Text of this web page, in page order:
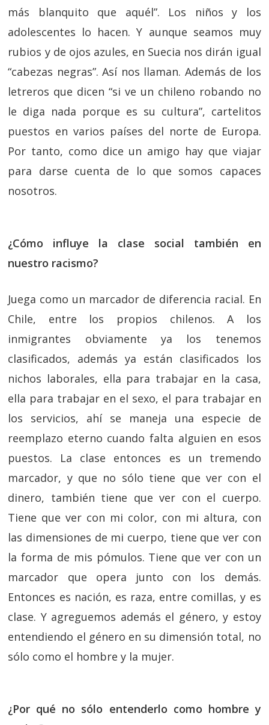
más blanquito que aquél”. Los niños y los
adolescentes lo hacen. Y aunque seamos muy
rubios y de ojos azules, en Suecia nos dirán igual
“cabezas negras”. Así nos llaman. Además de los
letreros que dicen “si ve un chileno robando no
le diga nada porque es su cultura”, cartelitos
puestos en varios países del norte de Europa.
Por tanto, como dice un amigo hay que viajar
para darse cuenta de lo que somos capaces
nosotros.
¿Cómo influye la clase social también en
nuestro racismo?
Juega como un marcador de diferencia racial. En
Chile, entre los propios chilenos. A los
inmigrantes obviamente ya los tenemos
clasificados, además ya están clasificados los
nichos laborales, ella para trabajar en la casa,
ella para trabajar en el sexo, el para trabajar en
los servicios, ahí se maneja una especie de
reemplazo eterno cuando falta alguien en esos
puestos. La clase entonces es un tremendo
marcador, y que no sólo tiene que ver con el
dinero, también tiene que ver con el cuerpo.
Tiene que ver con mi color, con mi altura, con
las dimensiones de mi cuerpo, tiene que ver con
la forma de mis pómulos. Tiene que ver con un
marcador que opera junto con los demás.
Entonces es nación, es raza, entre comillas, y es
clase. Y agreguemos además el género, y estoy
entendiendo el género en su dimensión total, no
sólo como el hombre y la mujer.
¿Por qué no sólo entenderlo como hombre y